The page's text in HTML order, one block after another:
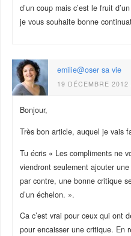
d’un coup mais c’est le fruit
je vous souhaite bonne
emilie@oser sa vie
19 DÉCEMBRE
Bonjour,
Très bon article, auquel je vais
Tu écris « Les compliments ne
viendront seulement ajouter
par contre, une bonne critique
d’un échelon. ».
Ca c’est vrai pour ceux qui ont
pour encaisser une critique. En